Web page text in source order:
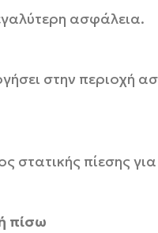
ασφάλεια.
στην περιοχή
στατικής πίεσης
πίσω